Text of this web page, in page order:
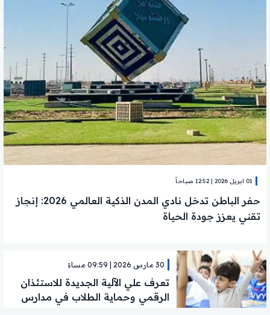
01 ابريل 2026 | 12:52 صباحاً
حفر الباطن تدخل نادي المدن الذكية العالمي 2026: إنجاز
تقني يعزز جودة الحياة
30 مارس 2026 | 09:59 مساءً
تعرف علي الآلية الجديدة للاستئذان
الرقمي وحماية الطلاب في مدارس